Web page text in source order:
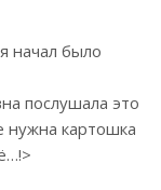
начал было
послушала это
нужна картошка